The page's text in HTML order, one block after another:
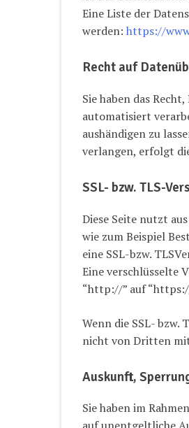
Eine Liste der
werden: https://
Recht auf
Sie haben das
automatisiert
aushändigen zu
verlangen, erfolgt
SSL- bzw. TLS-
Diese Seite nutzt
wie zum Beispiel
eine SSL-bzw.
Eine verschlüsselte
“http://” auf
Wenn die SSL-
nicht von Dritten
Auskunft,
Sie haben im